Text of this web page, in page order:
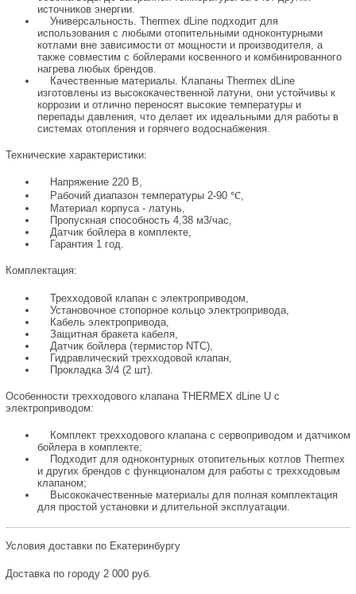
источников энергии.
Универсальность. Thermex dLine подходит для
использования с любыми отопительными одноконтурными
котлами вне зависимости от мощности и производителя, а
также совместим с бойлерами косвенного и комбинированного
нагрева любых брендов.
Качественные материалы. Клапаны Thermex dLine
изготовлены из высококачественной латуни, они устойчивы к
коррозии и отлично переносят высокие температуры и
перепады давления, что делает их идеальными для работы в
системах отопления и горячего водоснабжения.
Технические характеристики:
Напряжение 220 В,
Рабочий диапазон температуры 2-90 ℃,
Материал корпуса - латунь,
Пропускная способность 4,38 м3/час,
Датчик бойлера в комплекте,
Гарантия 1 год.
Комплектация:
Трехходовой клапан с электроприводом,
Установочное стопорное кольцо электропривода,
Кабель электропривода,
Защитная бракета кабеля,
Датчик бойлера (термистор NTC),
Гидравлический трехходовой клапан,
Прокладка 3/4 (2 шт).
Особенности трехходового клапана THERMEX dLine U с
электроприводом:
Комплект трехходового клапана с сервоприводом и датчиком
бойлера в комплекте;
Подходит для одноконтурных отопительных котлов Thermex
и других брендов с функционалом для работы с трехходовым
клапаном;
Высококачественные материалы для полная комплектация
для простой установки и длительной эксплуатации.
Условия доставки по Екатеринбургу
Доставка по городу 2 000 руб.